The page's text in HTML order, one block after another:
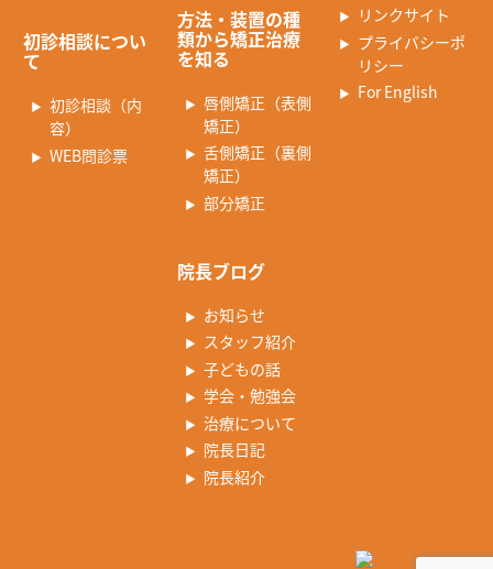
初診相談につい
て
初診相談（内
容）
WEB問診票
方法・装置の種
類から矯正治療
を知る
唇側矯正（表側
矯正）
舌側矯正（裏側
矯正）
部分矯正
院長ブログ
お知らせ
スタッフ紹介
子どもの話
学会・勉強会
治療について
院長日記
院長紹介
リンクサイト
プライバシーポ
リシー
For English